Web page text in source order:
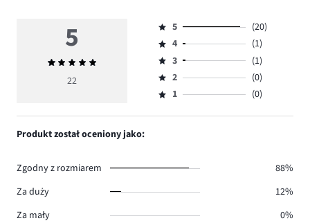
5
Średnia
ocena
22
Ocena
5,
ilość
głosów
20.
5
(20)
Ocena
4,
ilość
głosów
4
(1)
Ocena
3,
ilość
3
(1)
Ocena
2,
2
(0)
Ocena
1,
1 (0)
Produkt został oceniony jako:
Zgodny z rozmiarem
88%
Za duży
12%
Za mały
0%